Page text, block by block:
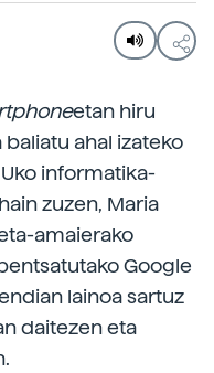
etan hiru
ahal izateko
informatika-
zuzen, Maria
amaierako
Google
lainoa sartuz
daitezen eta